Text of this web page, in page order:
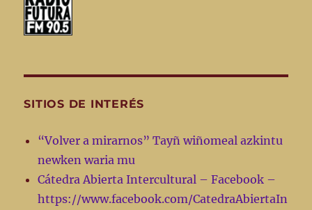
SITIOS DE INTERÉS
“Volver a mirarnos” Tayñ wiñomeal azkintu
newken waria mu
Cátedra Abierta Intercultural – Facebook –
https://www.facebook.com/CatedraAbiertaIn